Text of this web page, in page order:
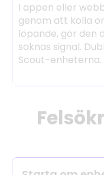
I appen eller
genom att kolla
löpande, gör den
saknas signal.
Scout-enheterna.